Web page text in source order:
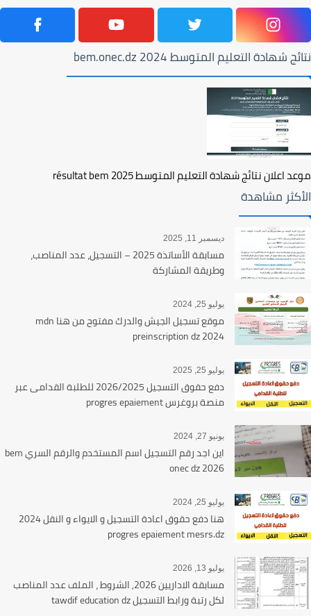
نتائج شهادة التعليم المتوسط 2024 bem.onec.dz
موعد اعلان نتائج شهادة التعليم المتوسط 2025 résultat bem
الأكثر مشاهدة
ديسمبر 11, 2025
مسابقة الأساتذة 2025 – التسجيل، عدد المناصب،
وطريقة المشاركة
يوليو 25, 2024
موقع تسجيل الجيش والدرك مفتوح من هنا mdn
preinscription dz 2024
يوليو 25, 2025
دفع حقوق التسجيل 2026/2025 للطلبة القدامى عبر
منصة بروغرس progres epaiement
يونيو 27, 2024
اين اجد رقم التسجيل اسم المستخدم والرقم السري bem
onec dz 2026
يوليو 25, 2024
هنا دفع حقوق اعادة التسجيل و الايواء و النقل 2024
progres epaiement mesrs.dz
يوليو 13, 2026
مسابقة الاداريين 2026, الشروط ، الملف عدد المناصب
لكل رتبة ورابط التسجيل tawdif education dz